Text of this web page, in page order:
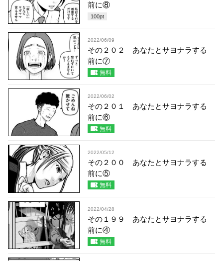
前に⑧
100pt
2022/06/09
その２０２ あなたとサヨナラする
前に⑦
無料
2022/06/02
その２０１ あなたとサヨナラする
前に⑥
無料
2022/05/12
その２００ あなたとサヨナラする
前に⑤
無料
2022/04/28
その１９９ あなたとサヨナラする
前に④
無料